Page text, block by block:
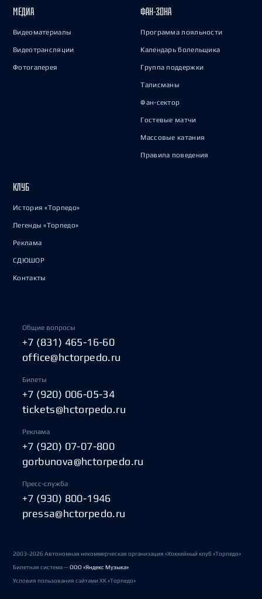
МЕДИА
Видеоматериалы
Видеотрансляции
Фотогалерея
ФАН-ЗОНА
Программа лояльности
Календарь болельщика
Группа поддержки
Талисманы
Фан-сектор
Гостевые матчи
Массовые катания
Правила поведения
КЛУБ
История «Торпедо»
Легенды «Торпедо»
Реклама
СДЮШОР
Контакты
Общие вопросы
+7 (831) 465-16-60
office@hctorpedo.ru
Билеты
+7 (920) 006-05-34
tickets@hctorpedo.ru
Реклама
+7 (920) 07-07-800
gorbunova@hctorpedo.ru
Пресс-служба
+7 (930) 800-1946
pressa@hctorpedo.ru
2003-2026 Автономная некоммерческая организация «Хоккейный клуб «Торпедо»
Билетная система —ООО «Яндекс Музыка»
Условия пользования сайтами ХК «Торпедо»